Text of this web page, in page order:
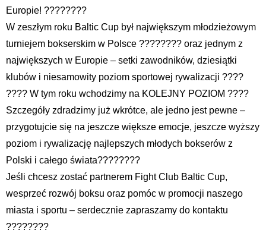
Europie! ????????
W zeszłym roku Baltic Cup był największym młodzieżowym
turniejem bokserskim w Polsce ???????? oraz jednym z
największych w Europie – setki zawodników, dziesiątki
klubów i niesamowity poziom sportowej rywalizacji ????
???? W tym roku wchodzimy na KOLEJNY POZIOM ????
Szczegóły zdradzimy już wkrótce, ale jedno jest pewne –
przygotujcie się na jeszcze większe emocje, jeszcze wyższy
poziom i rywalizację najlepszych młodych bokserów z
Polski i całego świata????????
Jeśli chcesz zostać partnerem Fight Club Baltic Cup,
wesprzeć rozwój boksu oraz pomóc w promocji naszego
miasta i sportu – serdecznie zapraszamy do kontaktu
????????️